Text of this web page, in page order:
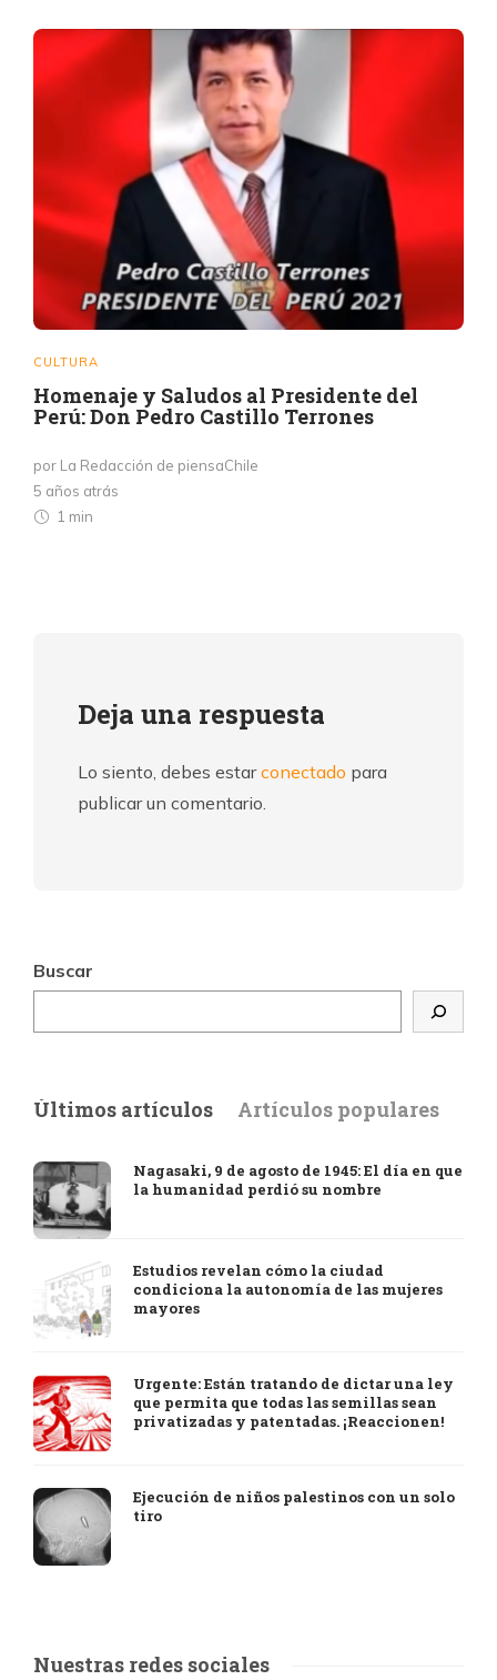
CULTURA
Homenaje y Saludos al Presidente del
Perú: Don Pedro Castillo Terrones
por La Redacción de piensaChile
5 años atrás
1 min
Deja una respuesta
Lo siento, debes estarconectado para
publicar un comentario.
Buscar
Últimos artículos Artículos populares
Nagasaki, 9 de agosto de 1945: El día en que
la humanidad perdió su nombre
Estudios revelan cómo la ciudad
condiciona la autonomía de las mujeres
mayores
Urgente: Están tratando de dictar una ley
que permita que todas las semillas sean
privatizadas y patentadas. ¡Reaccionen!
Ejecución de niños palestinos con un solo
tiro
Nuestras redes sociales